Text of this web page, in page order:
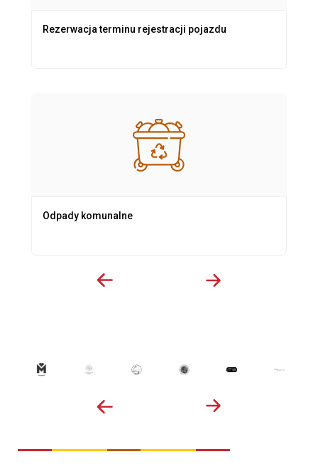
Rezerwacja terminu rejestracji pojazdu
Odpady komunalne